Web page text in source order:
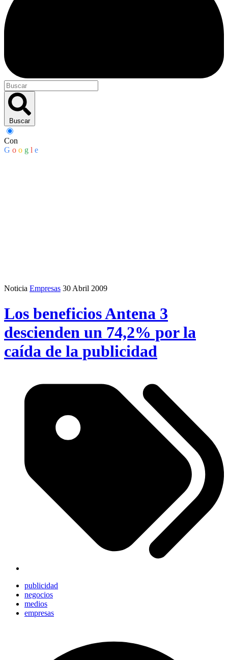
Buscar
Con
G o o g l e
Noticia Empresas 30 Abril 2009
Los beneficios Antena 3
descienden un 74,2% por la
caída de la publicidad
publicidad
negocios
medios
empresas